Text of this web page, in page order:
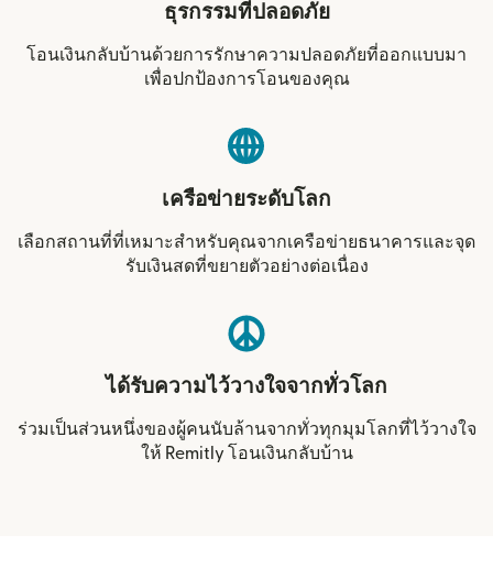
ธุรกรรมที่ปลอดภัย
โอนเงินกลับบ้านด้วยการรักษาความปลอดภัยที่ออกแบบมา
เพื่อปกป้องการโอนของคุณ
เครือข่ายระดับโลก
เลือกสถานที่ที่เหมาะสำหรับคุณจากเครือข่ายธนาคารและจุด
รับเงินสดที่ขยายตัวอย่างต่อเนื่อง
ได้รับความไว้วางใจจากทั่วโลก
ร่วมเป็นส่วนหนึ่งของผู้คนนับล้านจากทั่วทุกมุมโลกที่ไว้วางใจ
ให้ Remitly โอนเงินกลับบ้าน